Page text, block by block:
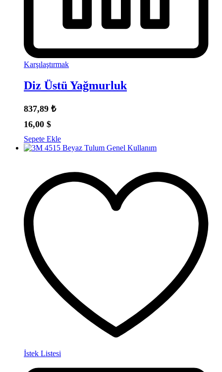
Karşılaştırmak
Diz Üstü Yağmurluk
837,89 ₺
16,00 $
Sepete Ekle
İstek Listesi